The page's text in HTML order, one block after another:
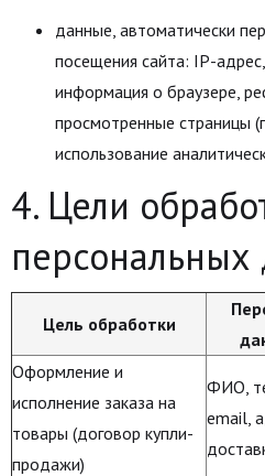
данные, автоматически
посещения сайта: IP-
информация о браузере,
просмотренные страницы
использование
4. Цели
Цель обработки
Оформление и
исполнение заказа на
товары (договор купли-
продажи)
ФИО,
email,